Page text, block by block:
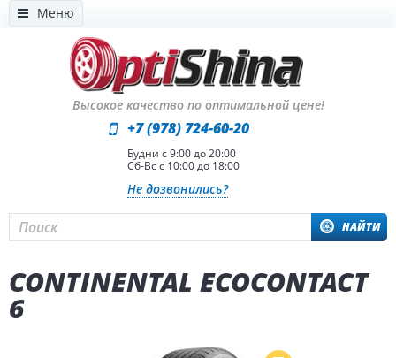
Меню
Высокое качество по оптимальной цене!
НАЙТИ
+7 (978) 724-60-20
Будни с 9:00 до 20:00
Сб-Вс с 10:00 до 18:00
Не дозвонились?
CONTINENTAL ECOCONTACT
6